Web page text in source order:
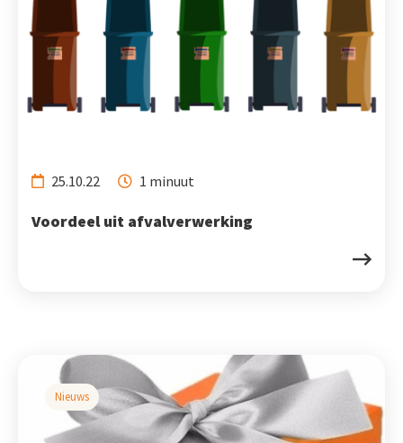
25.10.22 1 minuut
Voordeel uit afvalverwerking
Nieuws